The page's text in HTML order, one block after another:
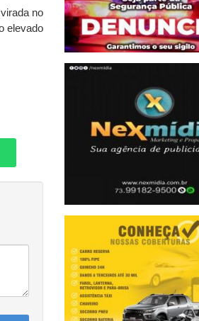
no
elevado